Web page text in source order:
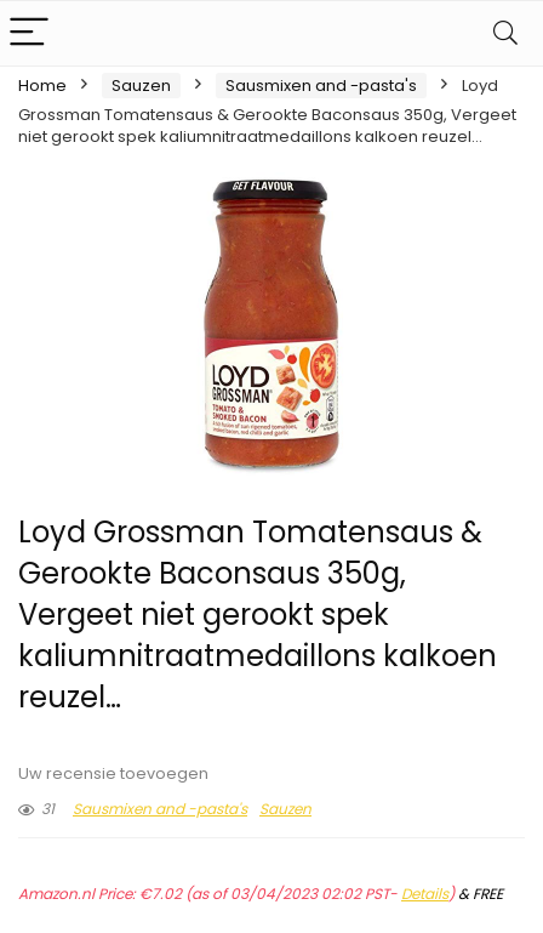
Home Sauzen Sausmixen and -pasta's
Loyd
Grossman Tomatensaus & Gerookte Baconsaus 350g, Vergeet
niet gerookt spek kaliumnitraatmedaillons kalkoen reuzel…
Loyd Grossman Tomatensaus &
Gerookte Baconsaus 350g,
Vergeet niet gerookt spek
kaliumnitraatmedaillons kalkoen
reuzel…
Uw recensie toevoegen
31
Sausmixen and -pasta's Sauzen
Amazon.nl Price:€7.02(as of 03/04/2023 02:02 PST- Details)&FREE